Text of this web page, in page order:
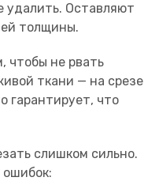
удалить. Оставляют
толщины.
чтобы не рвать
ткани — на срезе
гарантирует, что
слишком сильно.